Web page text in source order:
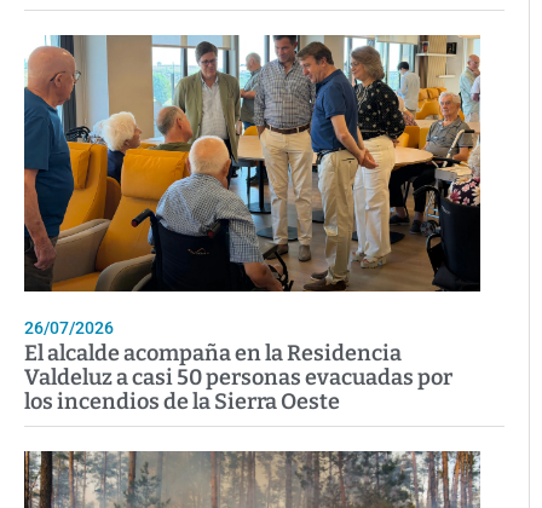
26/07/2026
El alcalde acompaña en la Residencia
Valdeluz a casi 50 personas evacuadas por
los incendios de la Sierra Oeste